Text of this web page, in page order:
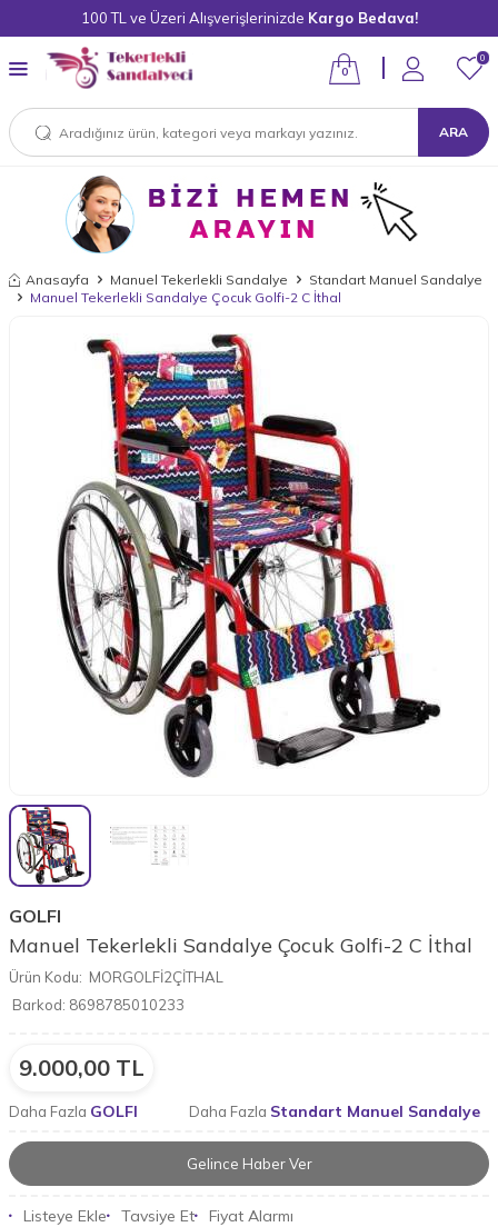
100 TL ve Üzeri Alışverişlerinizde Kargo Bedava!
ARA
0
0
Anasayfa Manuel Tekerlekli Sandalye
Standart Manuel Sandalye
Manuel Tekerlekli Sandalye Çocuk Golfi-2 C İthal
GOLFI
Manuel Tekerlekli Sandalye Çocuk Golfi-2 C İthal
Ürün Kodu: MORGOLFİ2ÇİTHAL
Barkod: 8698785010233
9.000,00 TL
Daha Fazla GOLFI Daha Fazla Standart Manuel Sandalye
Gelince Haber Ver
Listeye Ekle Tavsiye Et Fiyat Alarmı